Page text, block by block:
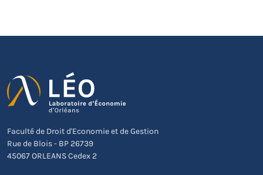
Faculté de Droit d'Economie et de Gestion
Rue de Blois - BP 26739
45067 ORLEANS Cedex 2